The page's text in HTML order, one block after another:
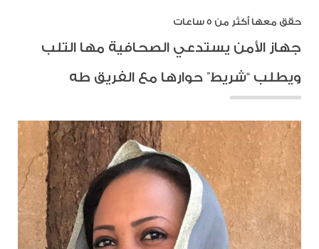
حقق معها أكثر من 5 ساعات
جهاز الأمن يستدعي الصحافية مها التلب
ويطلب “شريط” حوارها مع الفريق طه